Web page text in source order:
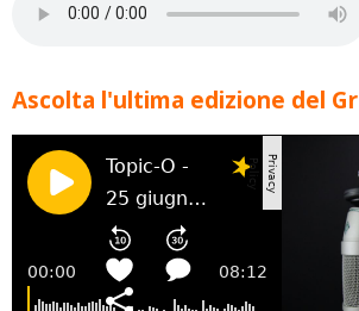
Ascolta l'ultima edizione del Gr